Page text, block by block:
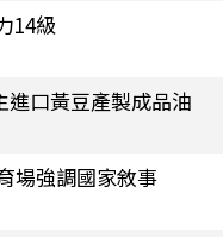
14級
口黃豆產製成品油
場強調國家敘事